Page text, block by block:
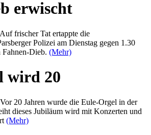
erwischt
Auf frischer Tat ertappte die
Polizei am Dienstag gegen 1.30
Fahnen-Dieb. (Mehr)
wird 20
Vor 20 Jahren wurde die Eule-Orgel in der
dieses Jubiläum wird mit Konzerten und
(Mehr)